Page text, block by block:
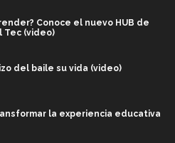
Conoce el nuevo HUB de
Tec (video)
del baile su vida (video)
la experiencia educativa